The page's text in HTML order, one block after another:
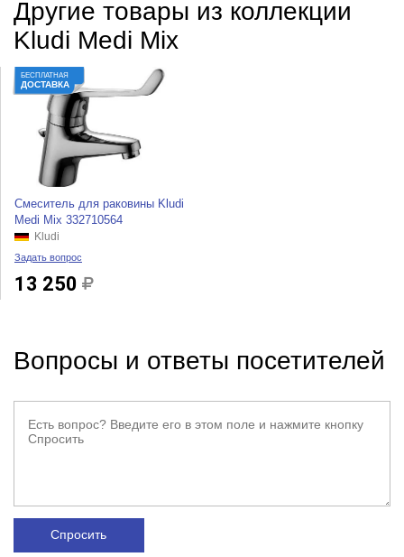
Другие товары из коллекции
Kludi Medi Mix
БЕСПЛАТНАЯ
ДОСТАВКА
Смеситель для раковины Kludi
Medi Mix 332710564
Kludi
Задать вопрос
13 250
Вопросы и ответы посетителей
Спросить